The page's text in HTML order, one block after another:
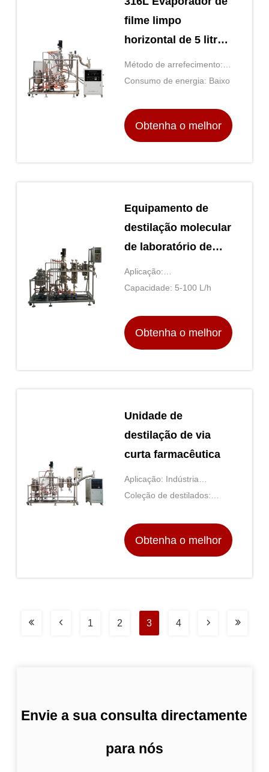
filme limpo
horizontal de 5 litros
Destilação por via
curta
Método de arrefecimento:
Refrigeração por águaConsumo de energia: Baixo
Obtenha o melhor
Equipamento de
destilação molecular
de laboratório de
evaporador de filme
limpo Toption 3L
Aplicação:
Concentração/Destilação
Capacidade: 5-100 L/h
Obtenha o melhor
Unidade de
destilação de via
curta farmacêutica
Aplicação: Indústria
química/farmacêutica/alimentar
Coleção de destilados:
Obtenha o melhor
1 2 3 4
Envie a sua consulta directamente
para nós